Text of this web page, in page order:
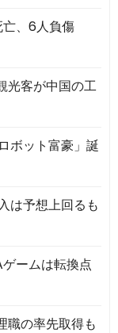
、6人負傷
光客が中国の工
ボット富豪」誕
は予想上回るも
ームは転換点
の率先取得も